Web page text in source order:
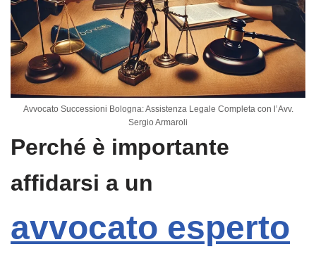
Avvocato Successioni Bologna: Assistenza Legale Completa con l’Avv.
Sergio Armaroli
Perché è importante
affidarsi a un
avvocato esperto